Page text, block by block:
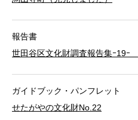
報告書
世田谷区文化財調査報告集ｰ19ｰ
ガイドブック・パンフレット
せたがやの文化財No.22